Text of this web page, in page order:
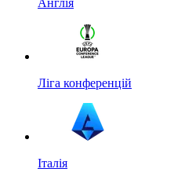
Англія
Ліга конференцій
Італія